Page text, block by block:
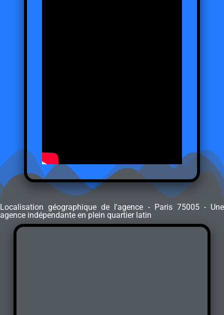
Localisation géographique de l'agence - Paris 75005 - Une
agence indépendante en plein quartier latin